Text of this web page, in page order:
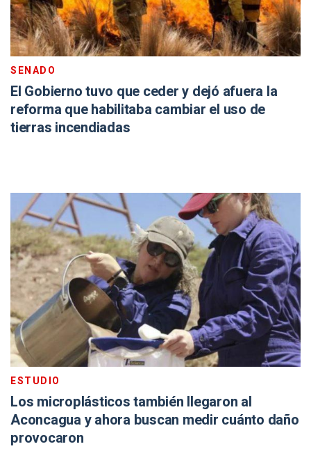
SENADO
El Gobierno tuvo que ceder y dejó afuera la
reforma que habilitaba cambiar el uso de
tierras incendiadas
ESTUDIO
Los microplásticos también llegaron al
Aconcagua y ahora buscan medir cuánto daño
provocaron